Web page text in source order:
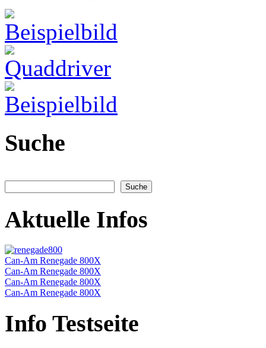
Suche
Aktuelle Infos
Can-Am Renegade 800X
Can-Am Renegade 800X
Can-Am Renegade 800X
Can-Am Renegade 800X
Info Testseite